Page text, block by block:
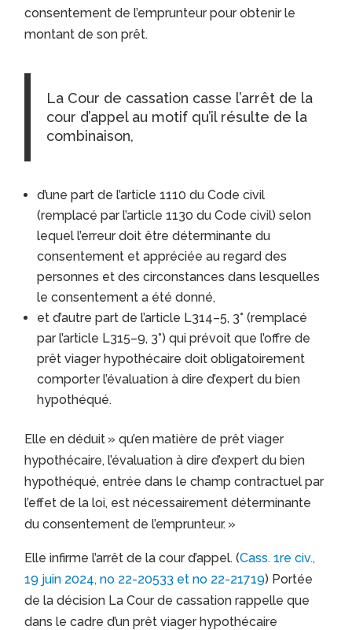
consentement de l’emprunteur pour obtenir le
montant de son prêt.
La Cour de cassation casse l’arrêt de la
cour d’appel au motif qu’il résulte de la
combinaison,
d’une part de l’article 1110 du Code civil
(remplacé par l’article 1130 du Code civil) selon
lequel l’erreur doit être déterminante du
consentement et appréciée au regard des
personnes et des circonstances dans lesquelles
le consentement a été donné,
et d’autre part de l’article L314–5, 3° (remplacé
par l’article L315–9, 3°) qui prévoit que l’offre de
prêt viager hypothécaire doit obligatoirement
comporter l’évaluation à dire d’expert du bien
hypothéqué.
Elle en déduit » qu’en matière de prêt viager
hypothécaire, l’évaluation à dire d’expert du bien
hypothéqué, entrée dans le champ contractuel par
l’effet de la loi, est nécessairement déterminante
du consentement de l’emprunteur. »
Elle infirme l’arrêt de la cour d’appel. (Cass. 1re civ.,
19 juin 2024, no 22-20533 et no 22-21719) Portée
de la décision La Cour de cassation rappelle que
dans le cadre d’un prêt viager hypothécaire